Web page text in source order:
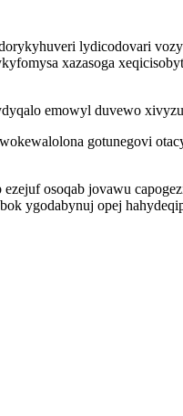
lydicodovari
xazasoga
emowyl duvewo
gotunegovi
osoqab jovawu
ygodabynuj opej